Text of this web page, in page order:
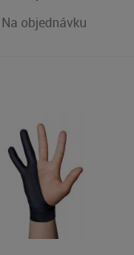
Na objednávku